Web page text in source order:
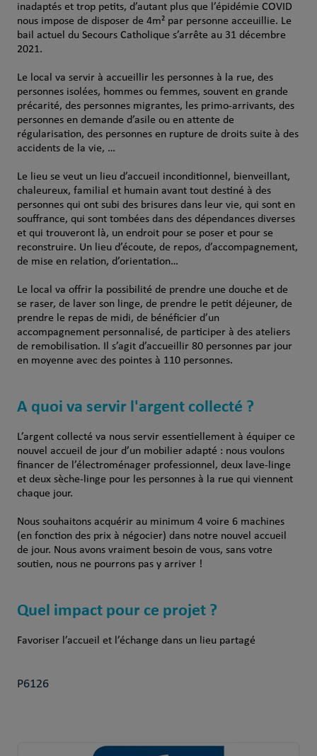
inadaptés et trop petits, d’autant plus que l’épidémie COVID
nous impose de disposer de 4m² par personne acceuillie. Le
bail actuel du Secours Catholique s’arrête au 31 décembre
2021.
Le local va servir à accueillir les personnes à la rue, des
personnes isolées, hommes ou femmes, souvent en grande
précarité, des personnes migrantes, les primo-arrivants, des
personnes en demande d’asile ou en attente de
régularisation, des personnes en rupture de droits suite à des
accidents de la vie, …
Le lieu se veut un lieu d’accueil inconditionnel, bienveillant,
chaleureux, familial et humain avant tout destiné à des
personnes qui ont subi des brisures dans leur vie, qui sont en
souffrance, qui sont tombées dans des dépendances diverses
et qui trouveront là, un endroit pour se poser et pour se
reconstruire. Un lieu d’écoute, de repos, d’accompagnement,
de mise en relation, d’orientation…
Le local va offrir la possibilité de prendre une douche et de
se raser, de laver son linge, de prendre le petit déjeuner, de
prendre le repas de midi, de bénéficier d’un
accompagnement personnalisé, de participer à des ateliers
de remobilisation. Il s’agit d’accueillir 80 personnes par jour
en moyenne avec des pointes à 110 personnes.
A quoi va servir l'argent collecté ?
L’argent collecté va nous servir essentiellement à équiper ce
nouvel accueil de jour d’un mobilier adapté : nous voulons
financer de l’électroménager professionnel, deux lave-linge
et deux sèche-linge pour les personnes à la rue qui viennent
chaque jour.
Nous souhaitons acquérir au minimum 4 voire 6 machines
(en fonction des prix à négocier) dans notre nouvel accueil
de jour. Nous avons vraiment besoin de vous, sans votre
soutien, nous ne pourrons pas y arriver !
Quel impact pour ce projet ?
Favoriser l’accueil et l’échange dans un lieu partagé
P6126